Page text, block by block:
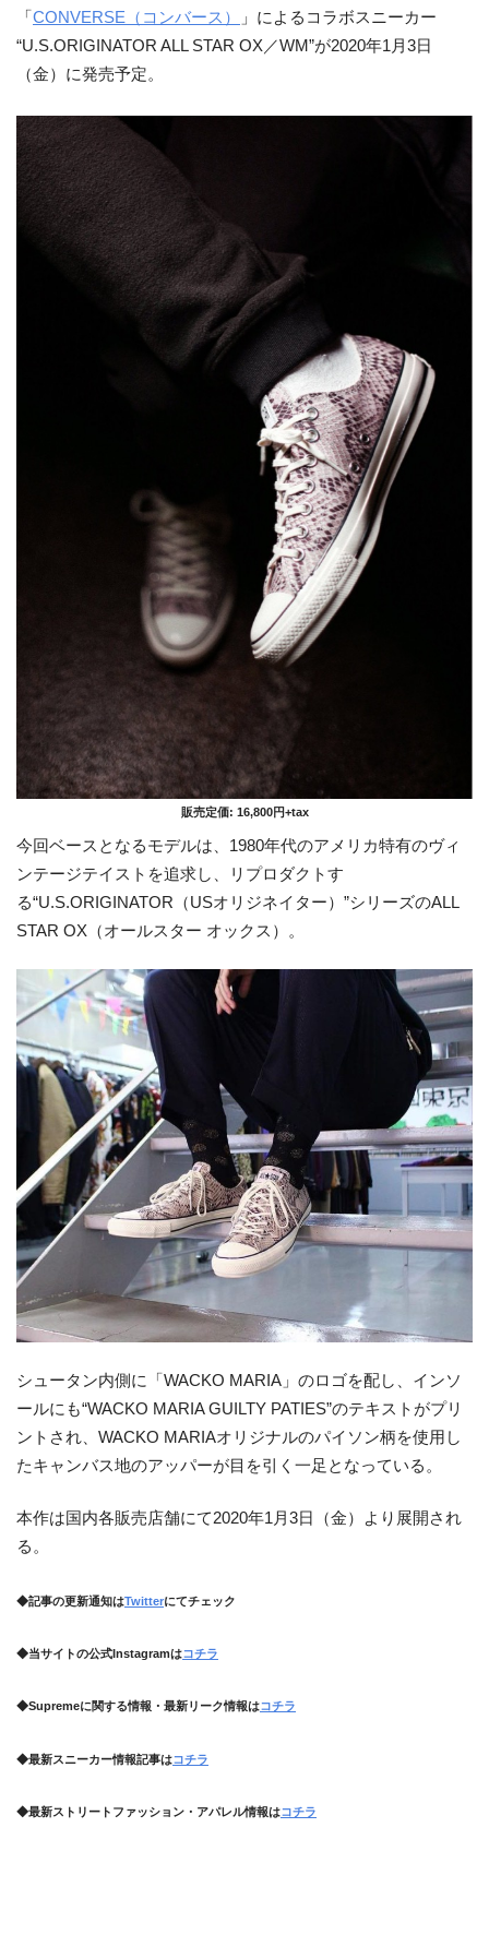
「 CONVERSE（コンバース）
」によるコラボスニーカー
“U.S.ORIGINATOR ALL STAR OX／WM”が2020年1月3日
（金）に発売予定。
販売定価: 16,800円+tax
今回ベースとなるモデルは、1980年代のアメリカ特有のヴィ
ンテージテイストを追求し、リプロダクトす
る“U.S.ORIGINATOR（USオリジネイター）”シリーズのALL
STAR OX（オールスター オックス）。
シュータン内側に「WACKO MARIA」のロゴを配し、インソ
ールにも“WACKO MARIA GUILTY PATIES”のテキストがプリ
ントされ、WACKO MARIAオリジナルのパイソン柄を使用し
たキャンバス地のアッパーが目を引く一足となっている。
本作は国内各販売店舗にて2020年1月3日（金）より展開され
る。
◆記事の更新通知はTwitterにてチェック
◆当サイトの公式Instagramはコチラ
◆Supremeに関する情報・最新リーク情報はコチラ
◆最新スニーカー情報記事はコチラ
◆最新ストリートファッション・アパレル情報はコチラ